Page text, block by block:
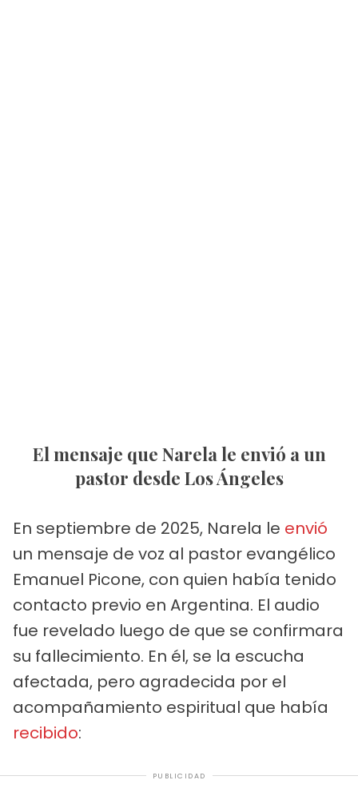
El mensaje que Narela le envió a un
pastor desde Los Ángeles
En septiembre de 2025, Narela le envió
un mensaje de voz al pastor evangélico
Emanuel Picone, con quien había tenido
contacto previo en Argentina. El audio
fue revelado luego de que se confirmara
su fallecimiento. En él, se la escucha
afectada, pero agradecida por el
acompañamiento espiritual que había
recibido:
PUBLICIDAD